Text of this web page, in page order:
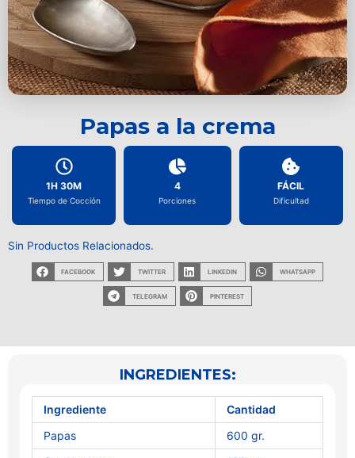
Papas a la crema
1H 30M
Tiempo de Cocción
4
Porciones
FÁCIL
Dificultad
Sin Productos Relacionados.
FACEBOOK TWITTER LINKEDIN WHATSAPP
TELEGRAM PINTEREST
INGREDIENTES:
Ingrediente
Cantidad
Papas
600 gr.